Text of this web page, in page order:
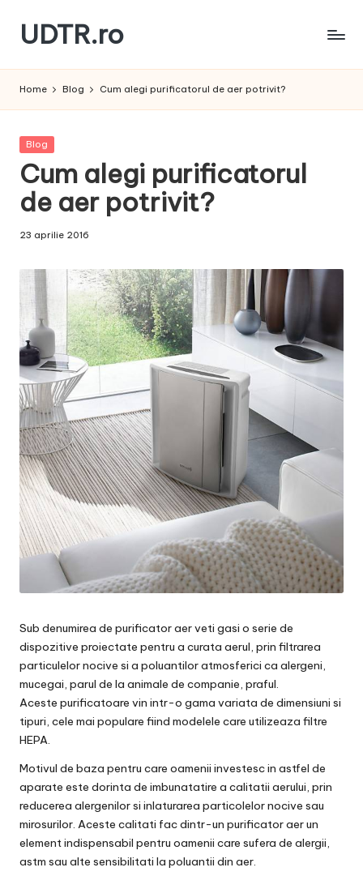
Skip
content
UDTR.ro
te
Home Blog Cum alegi purificatorul de aer potrivit?
Posted
Blog
Cum alegi purificatorul
de aer potrivit?
23 aprilie 2016
Sub denumirea de purificator aer veti gasi o serie de
dispozitive proiectate pentru a curata aerul, prin filtrarea
particulelor nocive si a poluantilor atmosferici ca alergeni,
mucegai, parul de la animale de companie, praful.
Aceste purificatoare vin intr-o gama variata de dimensiuni si
tipuri, cele mai populare fiind modelele care utilizeaza filtre
HEPA.
Motivul de baza pentru care oamenii investesc in astfel de
aparate este dorinta de imbunatatire a calitatii aerului, prin
reducerea alergenilor si inlaturarea particolelor nocive sau
mirosurilor. Aceste calitati fac dintr-un purificator aer un
element indispensabil pentru oamenii care sufera de alergii,
astm sau alte sensibilitati la poluantii din aer.